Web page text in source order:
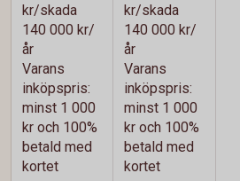
kr/skada
140 000 kr/
år
Varans
inköpspris:
minst 1 000
kr och 100%
betald med
kortet
kr/skada
140 000 kr/
år
Varans
inköpspris:
minst 1 000
kr och 100%
betald med
kortet